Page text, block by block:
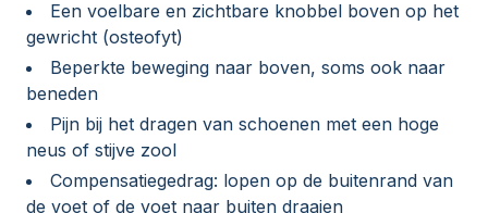
Een voelbare en zichtbare knobbel boven op het
gewricht (osteofyt)
Beperkte beweging naar boven, soms ook naar
beneden
Pijn bij het dragen van schoenen met een hoge
neus of stijve zool
Compensatiegedrag: lopen op de buitenrand van
de voet of de voet naar buiten draaien